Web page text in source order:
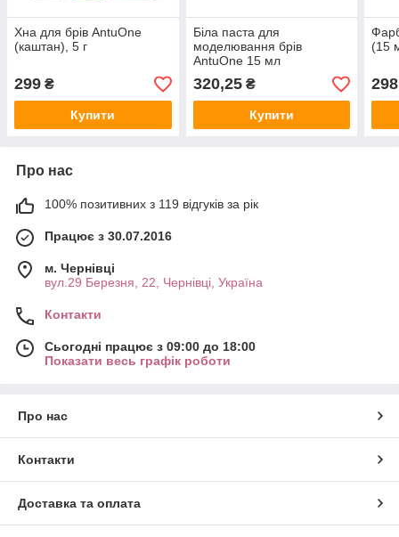
Хна для брів AntuOne
(каштан), 5 г
299 ₴
Купити
Біла паста для
моделювання брів
AntuOne 15 мл
320,25₴
Купити
(15
298
Про нас
100% позитивних з 119 відгуків за рік
Працює з 30.07.2016
м. Чернівці
вул.29 Березня, 22, Чернівці, Україна
Контакти
Сьогодні працює з 09:00 до 18:00
Показати весь графік роботи
Про нас
Контакти
Доставка та оплата